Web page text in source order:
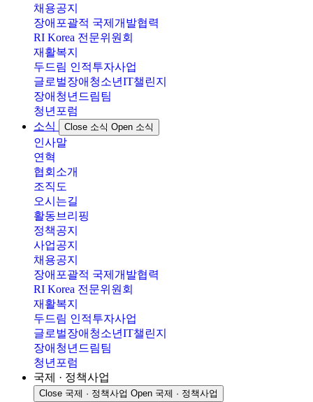
채용공지
장애포괄적 국제개발협력
RI Korea 전문위원회
재활복지
두드림 인적투자사업
글로벌장애청소년IT챌린지
장애청년드림팀
청년포럼
소식
Close 소식 Open 소식
인사말
연혁
협회소개
조직도
오시는길
활동브리핑
정책공지
사업공지
채용공지
장애포괄적 국제개발협력
RI Korea 전문위원회
재활복지
두드림 인적투자사업
글로벌장애청소년IT챌린지
장애청년드림팀
청년포럼
국제 · 정책사업
Close 국제 · 정책사업 Open 국제 · 정책사업